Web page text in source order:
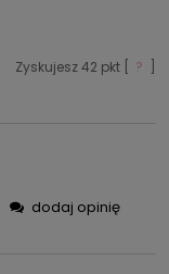
Zyskujesz42 pkt [ ?
dodaj opinię